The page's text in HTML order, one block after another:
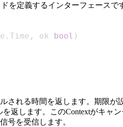
を定義するインターフェースで
. Time , ok bool )
される時間を返します。期限が
返します。このContextがキャ
号を受信します。